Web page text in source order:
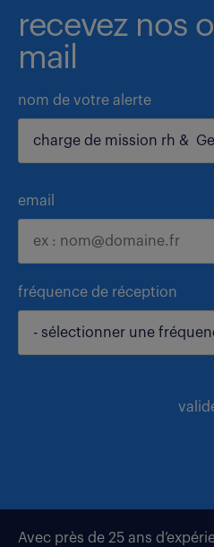
recevez nos
mail
nom de votre alerte
email
fréquence de réception
- sélectionner une
Avec près de 25 ans